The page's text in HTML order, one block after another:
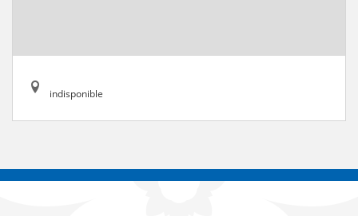
indisponible